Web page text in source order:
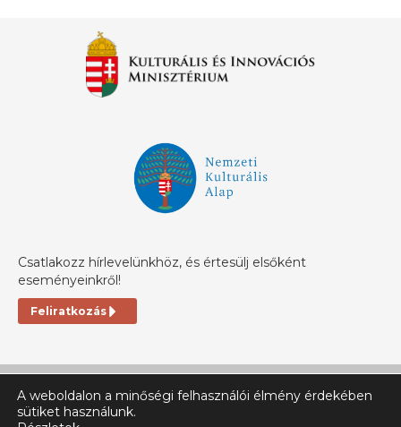
Csatlakozz hírlevelünkhöz, és értesülj elsőként
eseményeinkről!
Feliratkozás
A weboldalon a minőségi felhasználói élmény érdekében
sütiket használunk.